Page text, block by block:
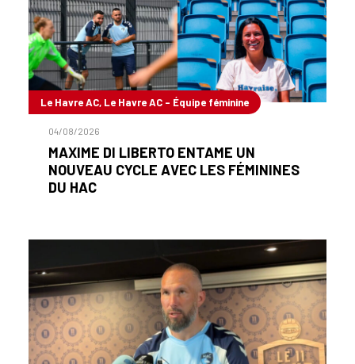
Le Havre AC, Le Havre AC - Équipe féminine
04/08/2026
MAXIME DI LIBERTO ENTAME UN
NOUVEAU CYCLE AVEC LES FÉMININES
DU HAC